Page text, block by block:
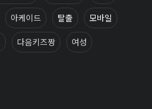
아케이드 탈출 모바일
다음키즈짱 여성